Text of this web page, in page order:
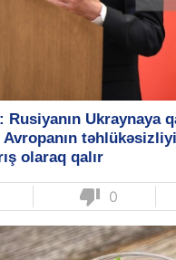
Ukraynaya
olaraq qalır
thumb_down 0